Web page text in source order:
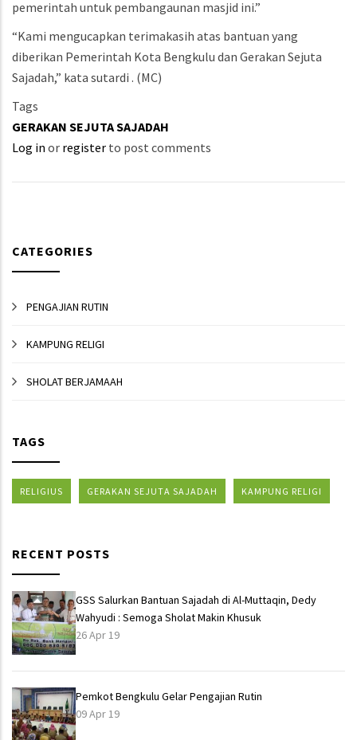
pemerintah untuk pembangaunan masjid ini.”
“Kami mengucapkan terimakasih atas bantuan yang
diberikan Pemerintah Kota Bengkulu dan Gerakan Sejuta
Sajadah,” kata sutardi . (MC)
Tags
GERAKAN SEJUTA SAJADAH
Log in or register to post comments
CATEGORIES
PENGAJIAN RUTIN
KAMPUNG RELIGI
SHOLAT BERJAMAAH
TAGS
RELIGIUS GERAKAN SEJUTA SAJADAH KAMPUNG RELIGI
RECENT POSTS
GSS Salurkan Bantuan Sajadah di Al-Muttaqin, Dedy
Wahyudi : Semoga Sholat Makin Khusuk
26 Apr 19
Pemkot Bengkulu Gelar Pengajian Rutin
09 Apr 19